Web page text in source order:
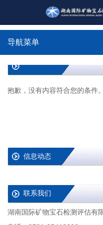
导航菜单
抱歉，没有内容符合您的条件。
信息动态
联系我们
湖南国际矿物宝石检测评估有